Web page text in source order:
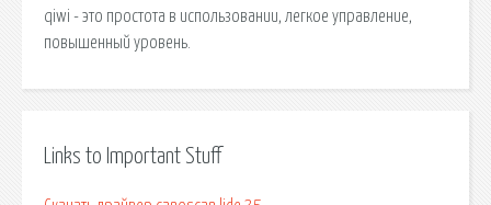
qiwi - это простота в использовании, легкое управление,
повышенный уровень.
Links to Important Stuff